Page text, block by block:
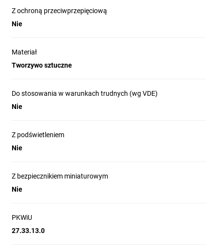
Z ochroną przeciwprzepięciową
Nie
Materiał
Tworzywo sztuczne
Do stosowania w warunkach trudnych (wg VDE)
Nie
Z podświetleniem
Nie
Z bezpiecznikiem miniaturowym
Nie
PKWiU
27.33.13.0